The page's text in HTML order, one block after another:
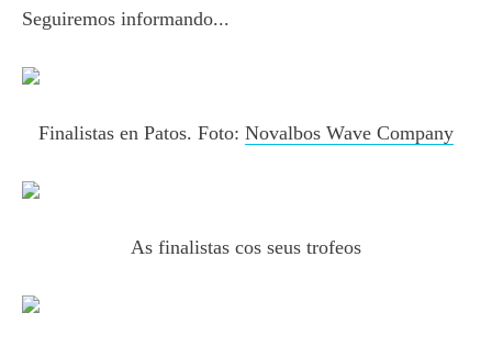
Seguiremos informando...
Finalistas en Patos. Foto: Novalbos Wave Company
As finalistas cos seus trofeos